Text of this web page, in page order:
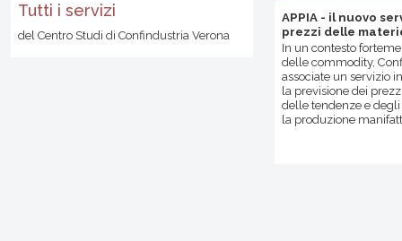
Tutti i servizi
del Centro Studi di Confindustria Verona
APPIA - il nuovo
prezzi delle
In un contesto
delle commodity,
associate un servizio
la previsione dei
delle tendenze e
la produzione